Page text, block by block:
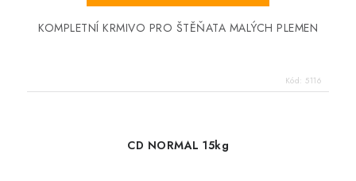
KOMPLETNÍ KRMIVO PRO ŠTĚŇATA MALÝCH PLEMEN
Kód: 5116
CD NORMAL 15kg